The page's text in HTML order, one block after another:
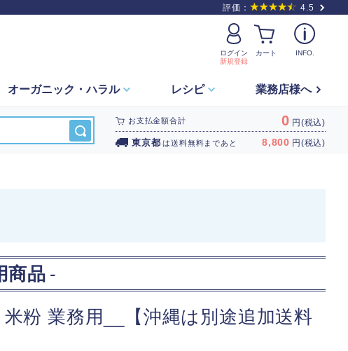
評価： 4.5
ログイン
新規登録
カート INFO.
オーガニック・ハラル レシピ 業務店様へ
お支払金額合計 0 円(税込)
東京都 は送料無料まであと 8,800 円(税込)
商品
粉 業務用__【沖縄は別途追加送料